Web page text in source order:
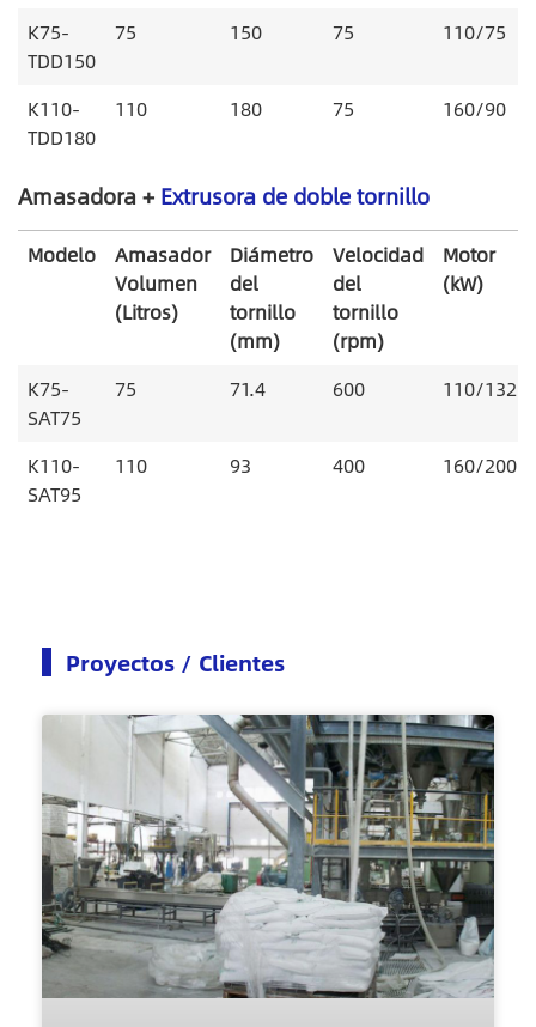
K75-
TDD150
75 150 75 110/75
K110-
TDD180
110 180 75 160/90
Amasadora + Extrusora de doble tornillo
Modelo
Amasador
Volumen
(Litros)
Diámetro
del
tornillo
(mm)
Velocidad
del
tornillo
(rpm)
Motor
(kW)
K75-
SAT75
75 71.4 600 110/132
K110-
SAT95
110 93 400 160/200
Proyectos / Clientes